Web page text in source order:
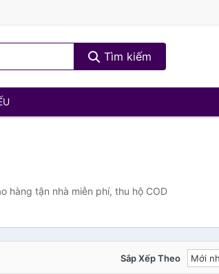
Tìm kiếm
hàng tận nhà miễn phí, thu hộ COD
Sắp Xếp Theo